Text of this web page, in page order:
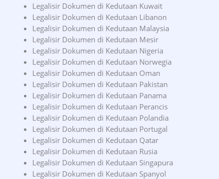
Legalisir Dokumen di Kedutaan Kuwait
Legalisir Dokumen di Kedutaan Libanon
Legalisir Dokumen di Kedutaan Malaysia
Legalisir Dokumen di Kedutaan Mesir
Legalisir Dokumen di Kedutaan Nigeria
Legalisir Dokumen di Kedutaan Norwegia
Legalisir Dokumen di Kedutaan Oman
Legalisir Dokumen di Kedutaan Pakistan
Legalisir Dokumen di Kedutaan Panama
Legalisir Dokumen di Kedutaan Perancis
Legalisir Dokumen di Kedutaan Polandia
Legalisir Dokumen di Kedutaan Portugal
Legalisir Dokumen di Kedutaan Qatar
Legalisir Dokumen di Kedutaan Rusia
Legalisir Dokumen di Kedutaan Singapura
Legalisir Dokumen di Kedutaan Spanyol